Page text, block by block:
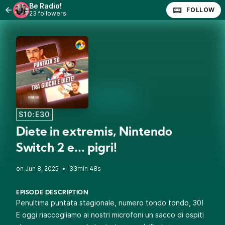
Be Radio!
23 followers FOLLOW
S10:E30
Diete in extremis, Nintendo
Switch 2 e... pigri!
• 33min 48s
EPISODE DESCRIPTION
Penultima puntata stagionale, numero tondo tondo, 30!
E oggi riaccogliamo ai nostri microfoni un sacco di ospiti